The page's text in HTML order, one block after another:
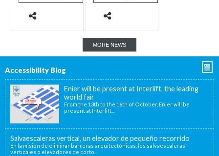
MORE NEWS
Accessibility Blog
Enier will be present at Interlift, the leading
world fair
From the 13th to the 16th of October, Enier will be
present at Interlift...
Salvaescaleras vertical, un elevador de pequeño recorrido
En la misión de eliminar barreras arquitectónicas, los salvaescaleras
verticales o elevadores de corto...